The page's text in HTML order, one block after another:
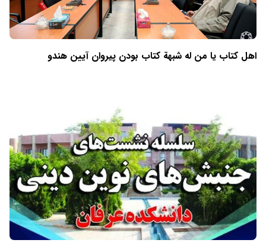
اهل کتاب یا من له شبهة کتاب بودن پیروان آیین هندو